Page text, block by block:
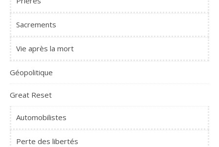
Sacrements
Vie après la mort
Géopolitique
Great Reset
Automobilistes
Perte des libertés